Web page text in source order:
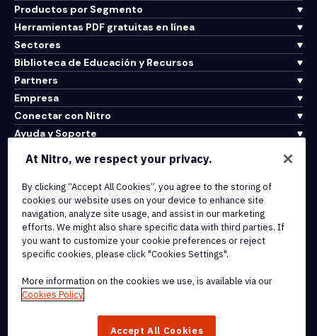
Productos por Segmento
Herramientas PDF gratuitas en línea
Sectores
Biblioteca de Educación y Recursos
Partners
Empresa
Conectar con Nitro
Ayuda y Soporte
Terms of Service
Cookie Policy
Copyright Policy
All Terms & Policies
At Nitro, we respect your privacy.
By clicking “Accept All Cookies”, you agree to the storing of
cookies our website uses on your device to enhance site
navigation, analyze site usage, and assist in our marketing
efforts. We might also share specific data with third parties. If
you want to customize your cookie preferences or reject
specific cookies, please click "Cookies Settings".
More information on the cookies we use, is available via our
Cookies Policy
Accept All Cookies